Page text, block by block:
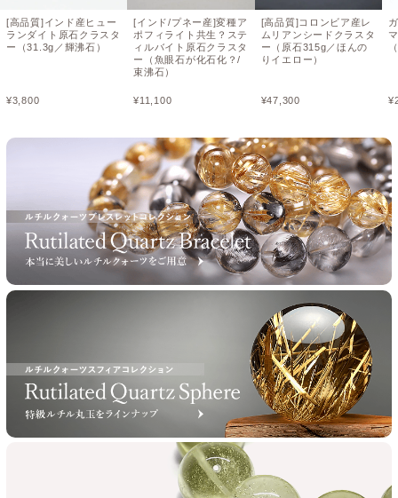
[高品質]インド産ヒュー
ランダイト原石クラスタ
ー（31.3g／輝沸石）
¥3,800
[インド/プネー産]変種ア
ポフィライト共生？ステ
ィルバイト原石クラスタ
ー（魚眼石が化石化？/
束沸石）
¥11,100
[高品質]コロンビア産レ
ムリアンシードクラスタ
ー（原石315g／ほんの
りイエロー）
¥47,300 ¥